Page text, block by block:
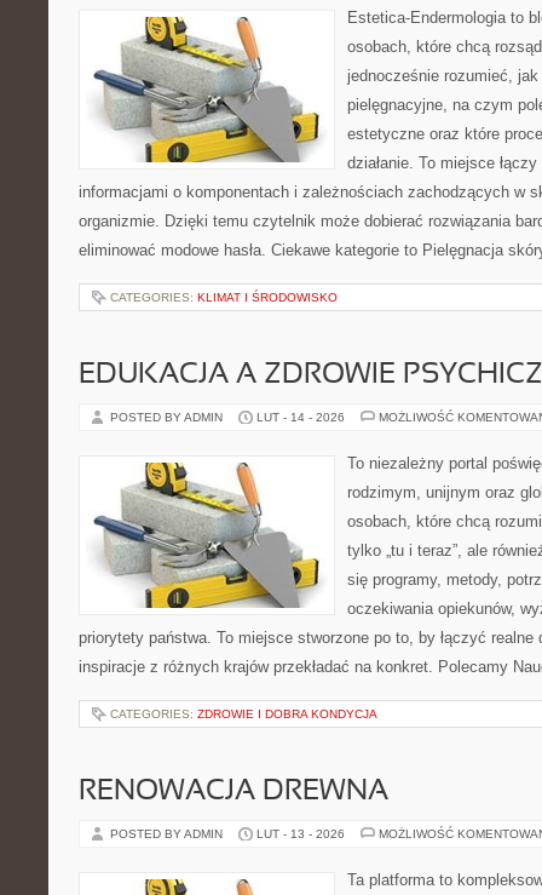
Estetica-Endermologia to
osobach, które chcą
jednocześnie rozumieć, jak
pielęgnacyjne, na czym
estetyczne oraz które
działanie. To miejsce
informacjami o komponentach i zależnościach zachodzących w
organizmie. Dzięki temu czytelnik może dobierać rozwiązania
eliminować modowe hasła. Ciekawe kategorie to Pielęgnacja
CATEGORIES: KLIMAT I ŚRODOWISKO
EDUKACJA A ZDROWIE
POSTED BY ADMIN LUT - 14 - 2026 MOŻLIWOŚĆ
To niezależny portal
rodzimym, unijnym oraz
osobach, które chcą
tylko „tu i teraz”, ale
się programy, metody,
oczekiwania opiekunów,
priorytety państwa. To miejsce stworzone po to, by łączyć
inspiracje z różnych krajów przekładać na konkret. Polecamy
CATEGORIES: ZDROWIE I DOBRA KONDYCJA
RENOWACJA DREWNA
POSTED BY ADMIN LUT - 13 - 2026 MOŻLIWOŚĆ
Ta platforma to